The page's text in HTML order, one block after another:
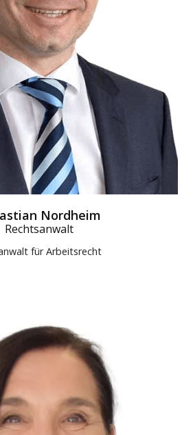
Nordheim
Rechtsanwalt
für Arbeitsrecht